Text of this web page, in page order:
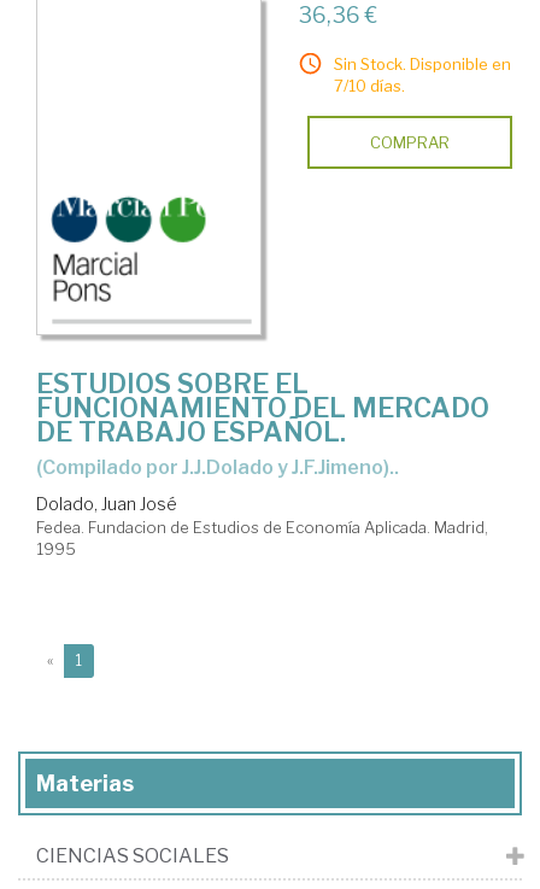
36,36 €
Sin Stock. Disponible en
7/10 días.
COMPRAR
ESTUDIOS SOBRE EL
FUNCIONAMIENTO DEL MERCADO
DE TRABAJO ESPAÑOL.
(Compilado por J.J.Dolado y J.F.Jimeno)..
Dolado, Juan José
Fedea. Fundacion de Estudios de Economía Aplicada. Madrid,
1995
« 1
Materias
CIENCIAS SOCIALES